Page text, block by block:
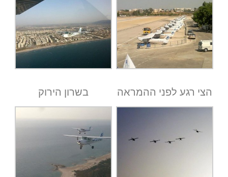
הצי רגע לפני ההמראה בשרון הירוק